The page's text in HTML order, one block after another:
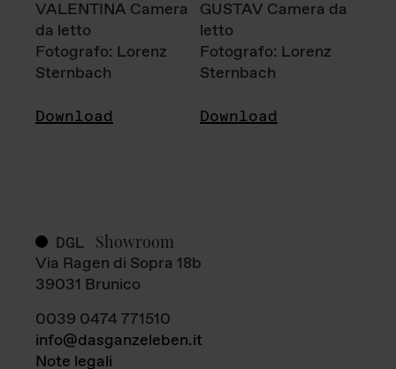
VALENTINA Camera
da letto
Fotografo: Lorenz
Sternbach
Download
GUSTAV Camera da
letto
Fotografo: Lorenz
Sternbach
Download
DGL Showroom
Via Ragen di Sopra 18b
39031 Brunico
0039 0474 771510
info@dasganzeleben.it
Note legali